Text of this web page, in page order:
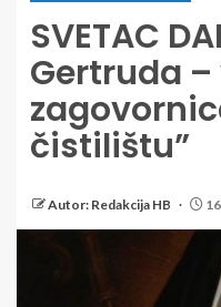
SVETAC
Gertruda
čistilištu”
Autor: Redakcija HB